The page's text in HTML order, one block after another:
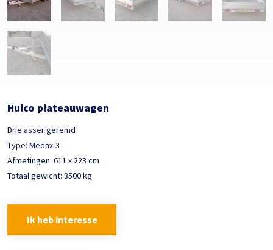
Hulco plateauwagen
Drie asser geremd
Type: Medax-3
Afmetingen: 611 x 223 cm
Totaal gewicht: 3500 kg
Ik heb interesse